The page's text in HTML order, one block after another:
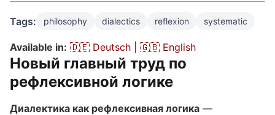
Tags: philosophy dialectics reflexion systematic
Available in: 🇩🇪 Deutsch 🇬🇧 English
Новый главный труд по
рефлексивной логике
Диалектика как рефлексивная логика —